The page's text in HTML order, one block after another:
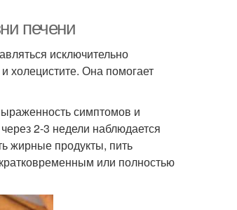
печени
исключительно
холецистите. Она помогает
симптомов и
2-3 недели наблюдается
жирные продукты, пить
или полностью